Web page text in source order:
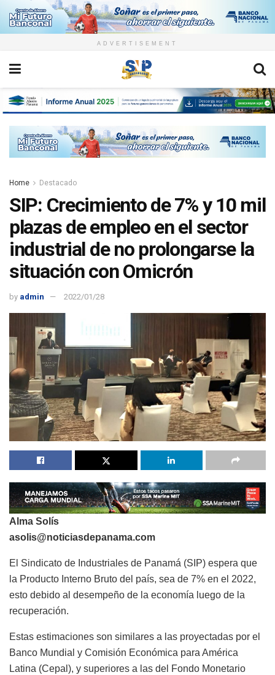
ADVERTISEMENT
Home Destacado
SIP: Crecimiento de 7% y 10 mil
plazas de empleo en el sector
industrial de no prolongarse la
situación con Omicrón
by admin 2022/01/28
Alma Solís
asolis@noticiasdepanama.com
El Sindicato de Industriales de Panamá (SIP) espera que
la Producto Interno Bruto del país, sea de 7% en el 2022,
esto debido al desempeño de la economía luego de la
recuperación.
Estas estimaciones son similares a las proyectadas por el
Banco Mundial y Comisión Económica para América
Latina (Cepal), y superiores a las del Fondo Monetario